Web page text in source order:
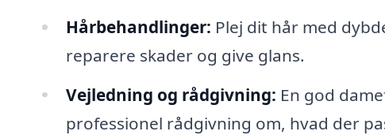
Hårbehandlinger: Plej dit hår med
reparere skader og give glans.
Vejledning og rådgivning: En god
professionel rådgivning om, hvad der